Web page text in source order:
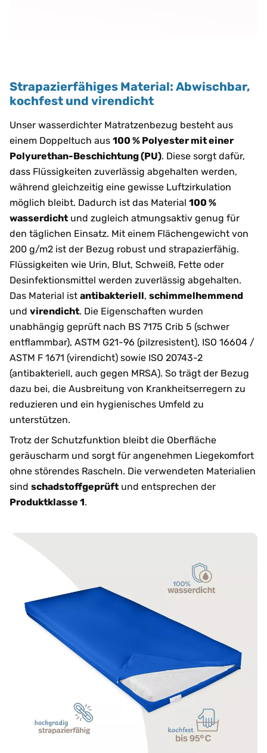
Strapazierfähiges Material: Abwischbar,
kochfest und virendicht
Unser wasserdichter Matratzenbezug besteht aus
einem Doppeltuch aus 100 % Polyester mit einer
Polyurethan-Beschichtung (PU). Diese sorgt dafür,
dass Flüssigkeiten zuverlässig abgehalten werden,
während gleichzeitig eine gewisse Luftzirkulation
möglich bleibt. Dadurch ist das Material 100 %
wasserdicht und zugleich atmungsaktiv genug für
den täglichen Einsatz. Mit einem Flächengewicht von
200 g/m2 ist der Bezug robust und strapazierfähig.
Flüssigkeiten wie Urin, Blut, Schweiß, Fette oder
Desinfektionsmittel werden zuverlässig abgehalten.
Das Material ist antibakteriell, schimmelhemmend
und virendicht. Die Eigenschaften wurden
unabhängig geprüft nach BS 7175 Crib 5 (schwer
entflammbar), ASTM G21-96 (pilzresistent), ISO 16604 /
ASTM F 1671 (virendicht) sowie ISO 20743-2
(antibakteriell, auch gegen MRSA). So trägt der Bezug
dazu bei, die Ausbreitung von Krankheitserregern zu
reduzieren und ein hygienisches Umfeld zu
unterstützen.
Trotz der Schutzfunktion bleibt die Oberfläche
geräuscharm und sorgt für angenehmen Liegekomfort
ohne störendes Rascheln. Die verwendeten Materialien
sind schadstoffgeprüft und entsprechen der
Produktklasse 1.